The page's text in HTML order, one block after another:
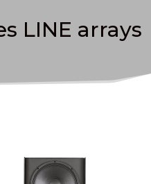
LINE arrays